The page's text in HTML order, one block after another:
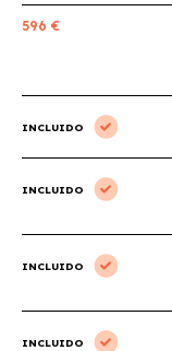
596 €
INCLUIDO
INCLUIDO
INCLUIDO
INCLUIDO